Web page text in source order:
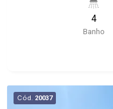
Imóveis, referência
- Sinta-se em casa
Somos e Vivemos
para Venda,
Ribeirão Imóveis -
4
Banho
Cód. 20037